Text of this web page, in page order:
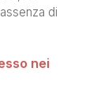
di
nei